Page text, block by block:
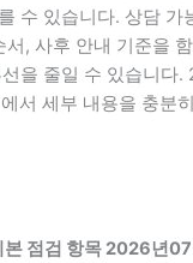
수 있습니다. 상담 가
서, 사후 안내 기준을
을 줄일 수 있습니다
서 세부 내용을 충분
본 점검 항목 2026년